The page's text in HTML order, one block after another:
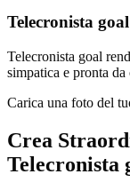
Telecronista goal
Telecronista goal
simpatica e pronta
Carica una foto del
Crea
Telecronista